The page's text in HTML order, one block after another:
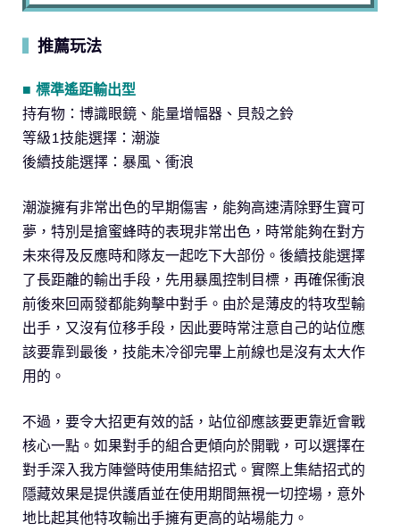
推薦玩法
■ 標準遙距輸出型
持有物：博識眼鏡、能量增幅器、貝殼之鈴
等級1技能選擇：潮漩
後續技能選擇：暴風、衝浪
潮漩擁有非常出色的早期傷害，能夠高速清除野生寶可
夢，特別是搶蜜蜂時的表現非常出色，時常能夠在對方
未來得及反應時和隊友一起吃下大部份。後續技能選擇
了長距離的輸出手段，先用暴風控制目標，再確保衝浪
前後來回兩發都能夠擊中對手。由於是薄皮的特攻型輸
出手，又沒有位移手段，因此要時常注意自己的站位應
該要靠到最後，技能未冷卻完畢上前線也是沒有太大作
用的。
不過，要令大招更有效的話，站位卻應該要更靠近會戰
核心一點。如果對手的組合更傾向於開戰，可以選擇在
對手深入我方陣營時使用集結招式。實際上集結招式的
隱藏效果是提供護盾並在使用期間無視一切控場，意外
地比起其他特攻輸出手擁有更高的站場能力。